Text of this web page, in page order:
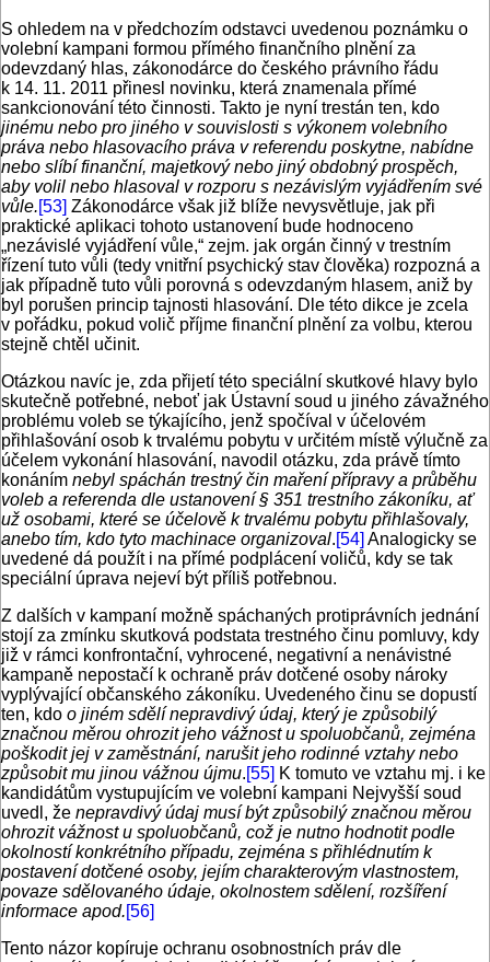
S ohledem na v předchozím odstavci uvedenou poznámku o
volební kampani formou přímého finančního plnění za
odevzdaný hlas, zákonodárce do českého právního řádu
k 14. 11. 2011 přinesl novinku, která znamenala přímé
sankcionování této činnosti. Takto je nyní trestán ten, kdo
jinému nebo pro jiného v souvislosti s výkonem volebního
práva nebo hlasovacího práva v referendu poskytne, nabídne
nebo slíbí finanční, majetkový nebo jiný obdobný prospěch,
aby volil nebo hlasoval v rozporu s nezávislým vyjádřením své
vůle.[53] Zákonodárce však již blíže nevysvětluje, jak při
praktické aplikaci tohoto ustanovení bude hodnoceno
„nezávislé vyjádření vůle,“ zejm. jak orgán činný v trestním
řízení tuto vůli (tedy vnitřní psychický stav člověka) rozpozná a
jak případně tuto vůli porovná s odevzdaným hlasem, aniž by
byl porušen princip tajnosti hlasování. Dle této dikce je zcela
v pořádku, pokud volič příjme finanční plnění za volbu, kterou
stejně chtěl učinit.
Otázkou navíc je, zda přijetí této speciální skutkové hlavy bylo
skutečně potřebné, neboť jak Ústavní soud u jiného závažného
problému voleb se týkajícího, jenž spočíval v účelovém
přihlašování osob k trvalému pobytu v určitém místě výlučně za
účelem vykonání hlasování, navodil otázku, zda právě tímto
konáním nebyl spáchán trestný čin maření přípravy a průběhu
voleb a referenda dle ustanovení § 351 trestního zákoníku, ať
už osobami, které se účelově k trvalému pobytu přihlašovaly,
anebo tím, kdo tyto machinace organizoval.[54] Analogicky se
uvedené dá použít i na přímé podplácení voličů, kdy se tak
speciální úprava nejeví být příliš potřebnou.
Z dalších v kampaní možně spáchaných protiprávních jednání
stojí za zmínku skutková podstata trestného činu pomluvy, kdy
již v rámci konfrontační, vyhrocené, negativní a nenávistné
kampaně nepostačí k ochraně práv dotčené osoby nároky
vyplývající občanského zákoníku. Uvedeného činu se dopustí
ten, kdo o jiném sdělí nepravdivý údaj, který je způsobilý
značnou měrou ohrozit jeho vážnost u spoluobčanů, zejména
poškodit jej v zaměstnání, narušit jeho rodinné vztahy nebo
způsobit mu jinou vážnou újmu.[55] K tomuto ve vztahu mj. i ke
kandidátům vystupujícím ve volební kampani Nejvyšší soud
uvedl, že nepravdivý údaj musí být způsobilý značnou měrou
ohrozit vážnost u spoluobčanů, což je nutno hodnotit podle
okolností konkrétního případu, zejména s přihlédnutím k
postavení dotčené osoby, jejím charakterovým vlastnostem,
povaze sdělovaného údaje, okolnostem sdělení, rozšíření
informace apod.[56]
Tento názor kopíruje ochranu osobnostních práv dle